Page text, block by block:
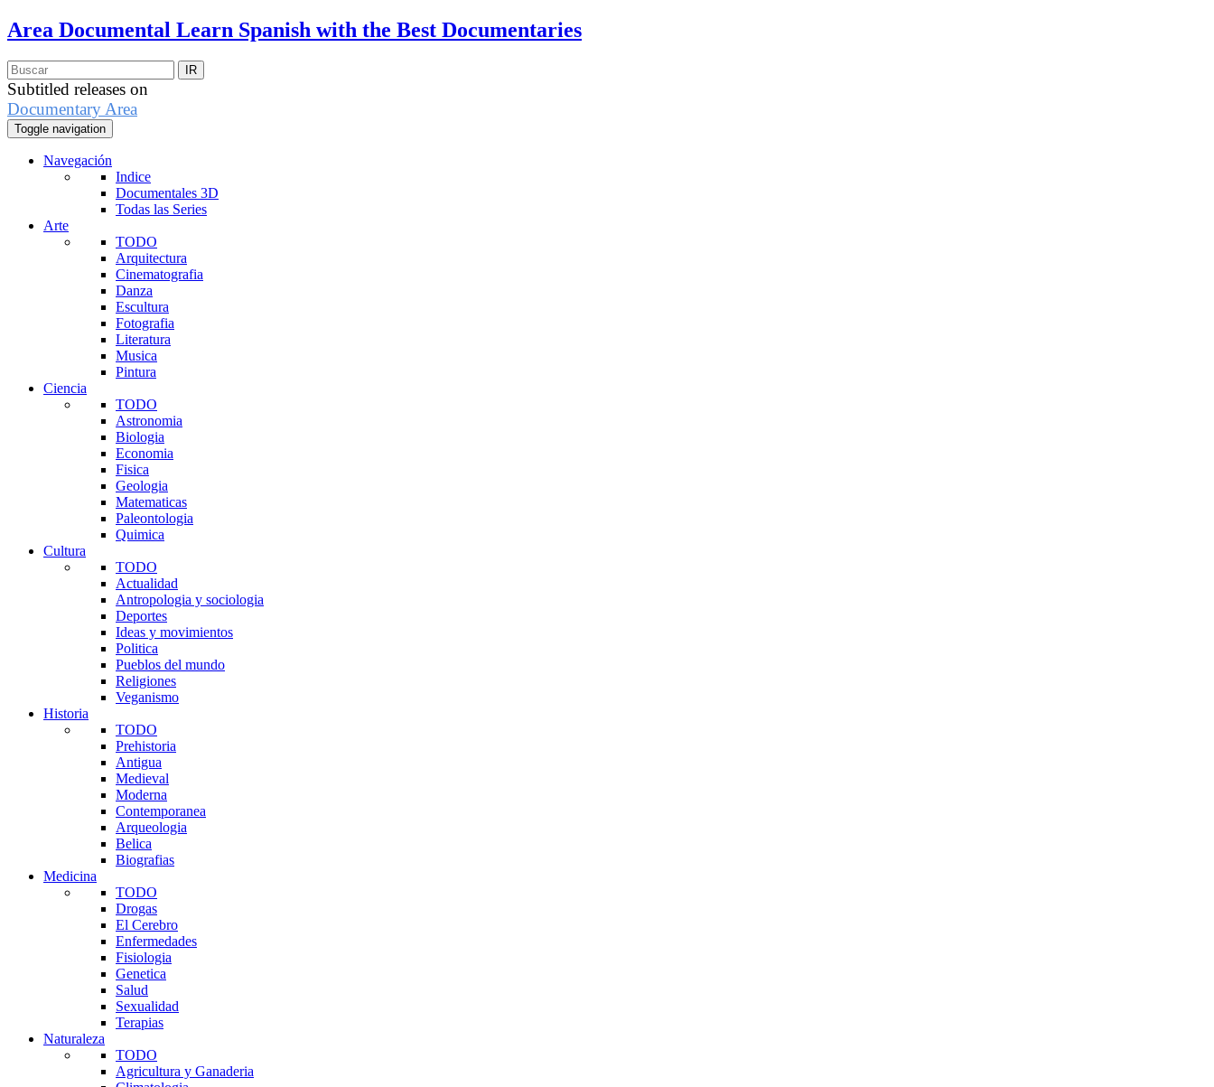
Area Documental Learn Spanish with the Best Documentaries
Subtitled releases on
Documentary Area
Toggle navigation
Navegación
Indice
Documentales 3D
Todas las Series
Arte
TODO
Arquitectura
Cinematografia
Danza
Escultura
Fotografia
Literatura
Musica
Pintura
Ciencia
TODO
Astronomia
Biologia
Economia
Fisica
Geologia
Matematicas
Paleontologia
Quimica
Cultura
TODO
Actualidad
Antropologia y sociologia
Deportes
Ideas y movimientos
Politica
Pueblos del mundo
Religiones
Veganismo
Historia
TODO
Prehistoria
Antigua
Medieval
Moderna
Contemporanea
Arqueologia
Belica
Biografias
Medicina
TODO
Drogas
El Cerebro
Enfermedades
Fisiologia
Genetica
Salud
Sexualidad
Terapias
Naturaleza
TODO
Agricultura y Ganaderia